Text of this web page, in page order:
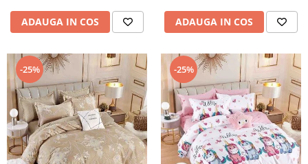
ADAUGA IN COS ADAUGA IN COS
-25% -25%